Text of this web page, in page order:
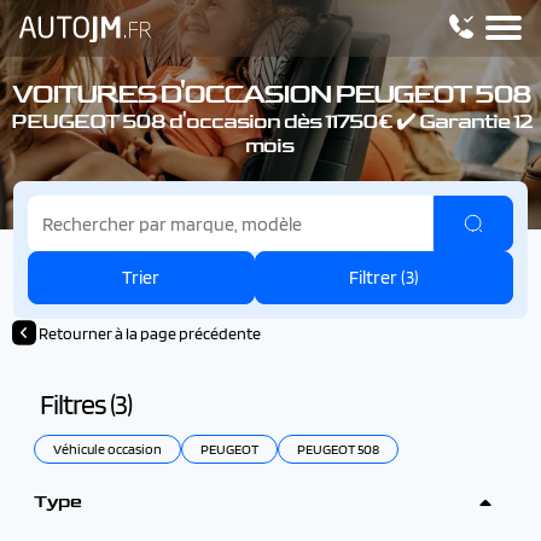
VOITURES D'OCCASION PEUGEOT 508
PEUGEOT 508 d'occasion dès 11750€ ✔️ Garantie 12
mois
Trier Filtrer (3)
Retourner à la page précédente
Filtres (3)
Véhicule occasion PEUGEOT PEUGEOT 508
Type